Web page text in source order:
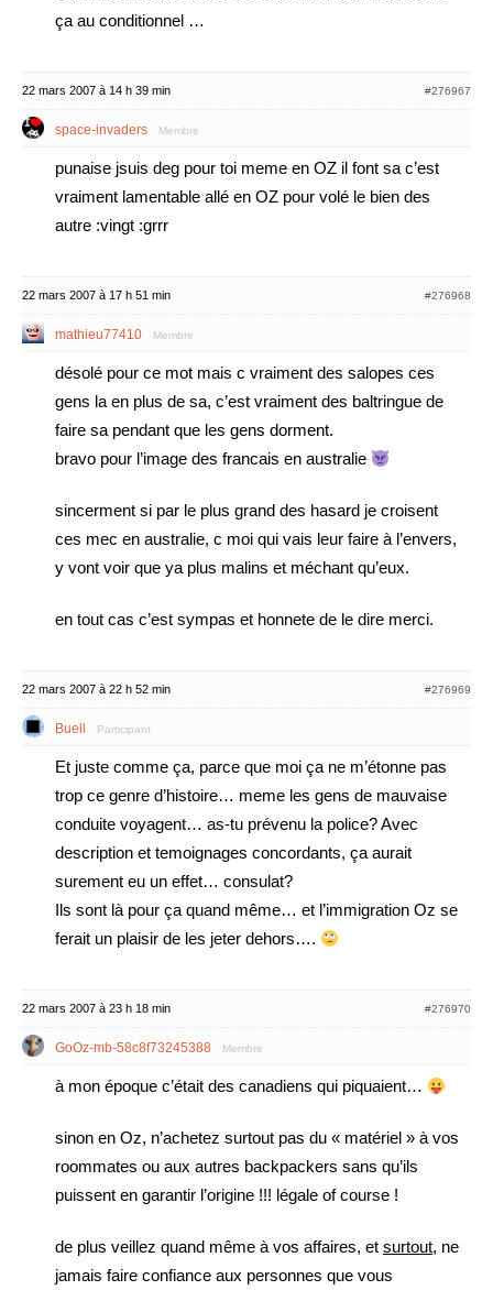
ça au conditionnel …
22 mars 2007 à 14 h 39 min #276967
space-invaders Membre
punaise jsuis deg pour toi meme en OZ il font sa c’est
vraiment lamentable allé en OZ pour volé le bien des
autre :vingt :grrr
22 mars 2007 à 17 h 51 min #276968
mathieu77410 Membre
désolé pour ce mot mais c vraiment des salopes ces
gens la en plus de sa, c’est vraiment des baltringue de
faire sa pendant que les gens dorment.
bravo pour l’image des francais en australie
sincerment si par le plus grand des hasard je croisent
ces mec en australie, c moi qui vais leur faire à l’envers,
y vont voir que ya plus malins et méchant qu’eux.
en tout cas c’est sympas et honnete de le dire merci.
22 mars 2007 à 22 h 52 min #276969
Buell Participant
Et juste comme ça, parce que moi ça ne m’étonne pas
trop ce genre d’histoire… meme les gens de mauvaise
conduite voyagent… as-tu prévenu la police? Avec
description et temoignages concordants, ça aurait
surement eu un effet… consulat?
Ils sont là pour ça quand même… et l’immigration Oz se
ferait un plaisir de les jeter dehors….
22 mars 2007 à 23 h 18 min #276970
GoOz-mb-58c8f73245388 Membre
à mon époque c’était des canadiens qui piquaient…
sinon en Oz, n’achetez surtout pas du « matériel » à vos
roommates ou aux autres backpackers sans qu’ils
puissent en garantir l’origine !!! légale of course !
de plus veillez quand même à vos affaires, et surtout, ne
jamais faire confiance aux personnes que vous